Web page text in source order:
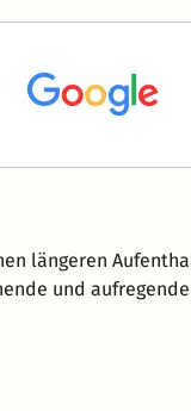
längeren
und